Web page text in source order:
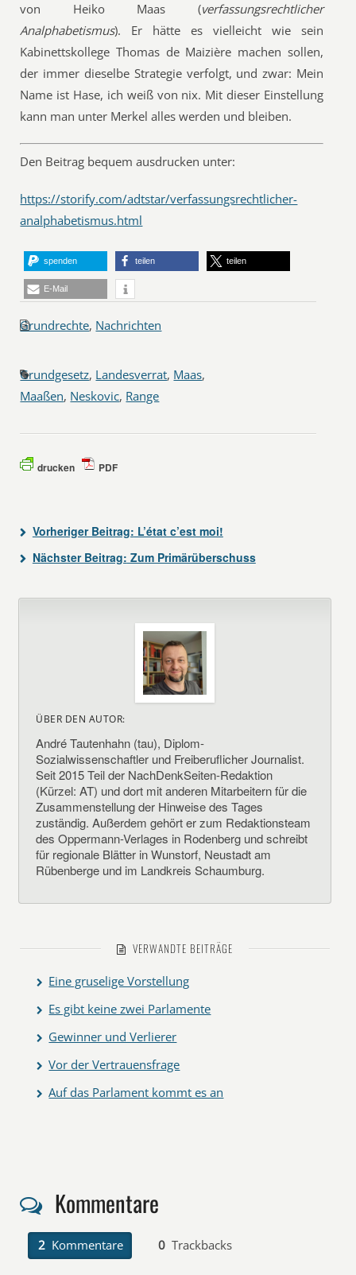
von Heiko Maas (verfassungsrechtlicher
Analphabetismus). Er hätte es vielleicht wie sein
Kabinettskollege Thomas de Maizière machen sollen,
der immer dieselbe Strategie verfolgt, und zwar: Mein
Name ist Hase, ich weiß von nix. Mit dieser Einstellung
kann man unter Merkel alles werden und bleiben.
Den Beitrag bequem ausdrucken unter:
https://storify.com/adtstar/verfassungsrechtlicher-
analphabetismus.html
spenden teilen teilen
E-Mail
Grundrechte, Nachrichten
Grundgesetz, Landesverrat, Maas,
Maaßen, Neskovic, Range
drucken PDF
Vorheriger Beitrag: L’état c’est moi!
Nächster Beitrag: Zum Primärüberschuss
ÜBER DEN AUTOR:
André Tautenhahn (tau), Diplom-
Sozialwissenschaftler und Freiberuflicher Journalist.
Seit 2015 Teil der NachDenkSeiten-Redaktion
(Kürzel: AT) und dort mit anderen Mitarbeitern für die
Zusammenstellung der Hinweise des Tages
zuständig. Außerdem gehört er zum Redaktionsteam
des Oppermann-Verlages in Rodenberg und schreibt
für regionale Blätter in Wunstorf, Neustadt am
Rübenberge und im Landkreis Schaumburg.
VERWANDTE BEITRÄGE
Eine gruselige Vorstellung
Es gibt keine zwei Parlamente
Gewinner und Verlierer
Vor der Vertrauensfrage
Auf das Parlament kommt es an
Kommentare
2 Kommentare 0 Trackbacks